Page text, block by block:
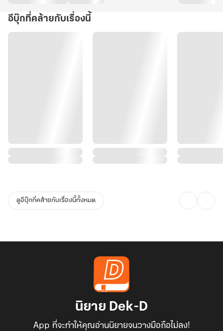
อีบุ๊กที่คล้ายกับเรื่องนี้
ดูอีบุ๊กที่คล้ายกับเรื่องนี้ทั้งหมด
นิยาย Dek-D
App ที่จะทำให้คุณอ่านนิยายจนวางมือถือไม่ลง!